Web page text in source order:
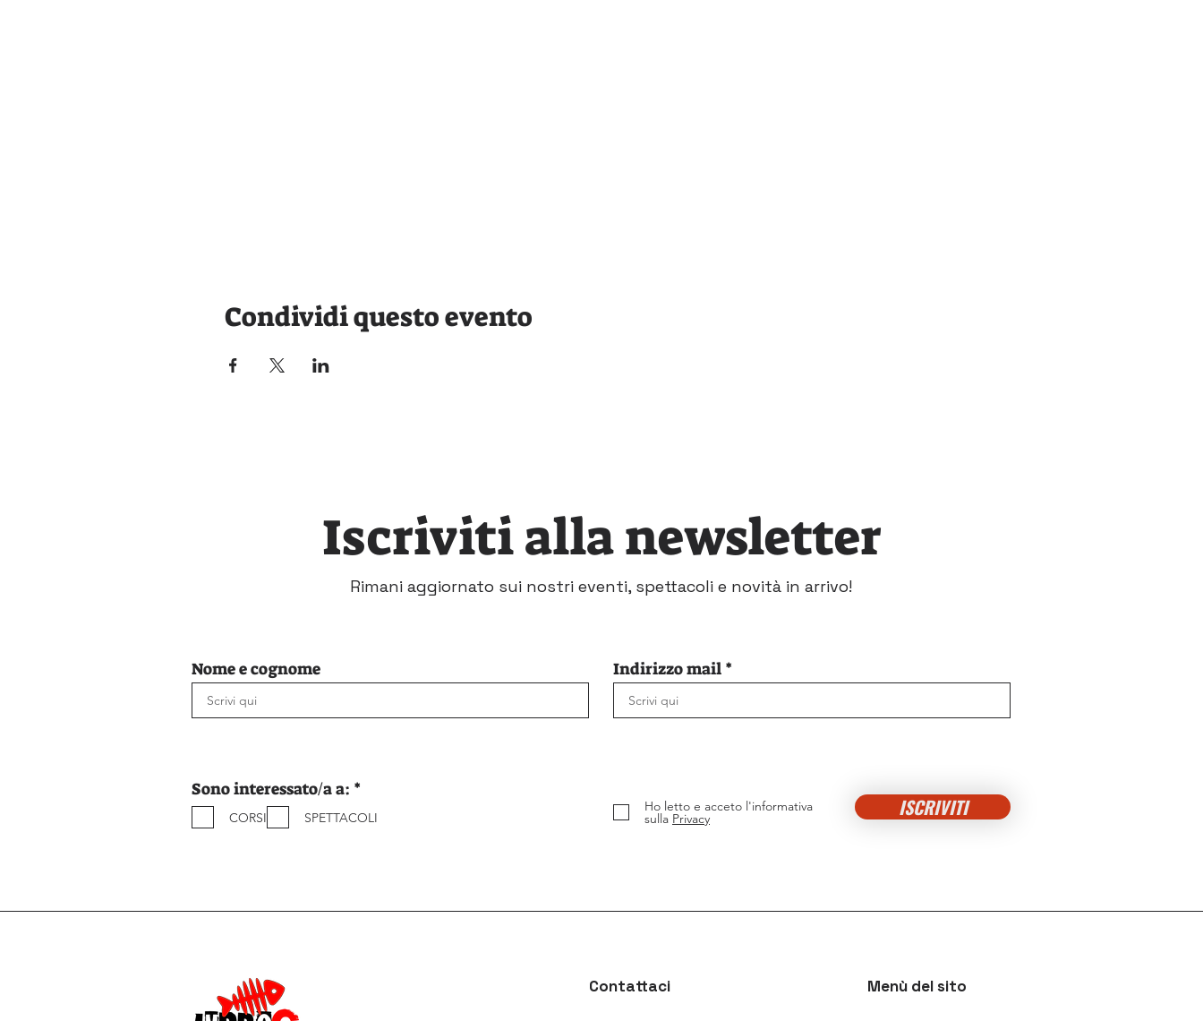
Condividi questo evento
Iscriviti alla newsletter
Rimani aggiornato sui nostri eventi, spettacoli e novità in arrivo!
Nome e cognome Indirizzo mail
Sono interessato/a a: *
b
o
CORSI SPETTACOLI
Ho letto e acceto l'informativa
sulla Privacy ISCRIVITI
Contattaci Menù del sito